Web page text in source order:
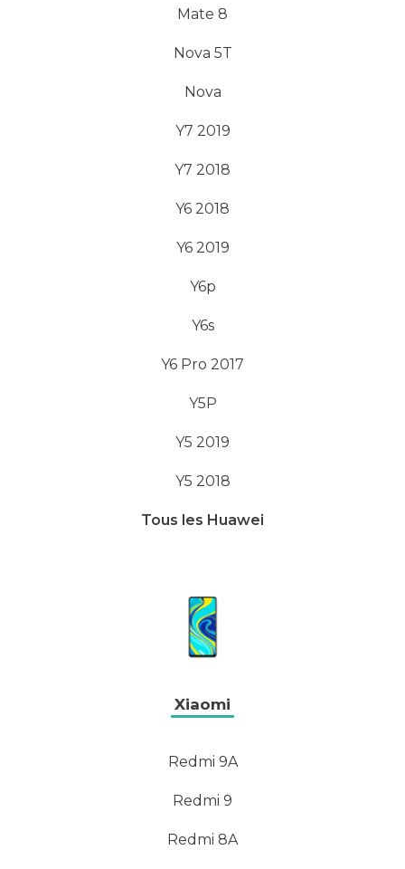
Mate 8
Nova 5T
Nova
Y7 2019
Y7 2018
Y6 2018
Y6 2019
Y6p
Y6s
Y6 Pro 2017
Y5P
Y5 2019
Y5 2018
Tous les Huawei
Xiaomi
Redmi 9A
Redmi 9
Redmi 8A